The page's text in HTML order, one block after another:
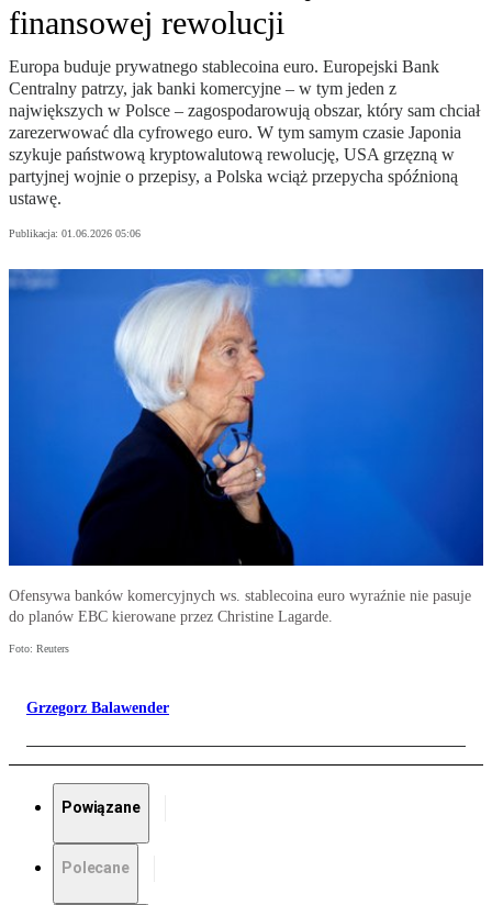
finansowej rewolucji
Europa buduje prywatnego stablecoina euro. Europejski Bank
Centralny patrzy, jak banki komercyjne – w tym jeden z
największych w Polsce – zagospodarowują obszar, który sam chciał
zarezerwować dla cyfrowego euro. W tym samym czasie Japonia
szykuje państwową kryptowalutową rewolucję, USA grzęzną w
partyjnej wojnie o przepisy, a Polska wciąż przepycha spóźnioną
ustawę.
Publikacja: 01.06.2026 05:06
Ofensywa banków komercyjnych ws. stablecoina euro wyraźnie nie pasuje
do planów EBC kierowane przez Christine Lagarde.
Foto: Reuters
Grzegorz Balawender
Powiązane
Polecane